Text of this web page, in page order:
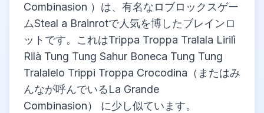
Combinasion ）は、有名なロブロックスゲー
ムSteal a Brainrotで人気を博したブレインロ
ットです。これはTrippa Troppa Tralala Lirilì
Rilà Tung Tung Sahur Boneca Tung Tung
Tralalelo Trippi Troppa Crocodina（またはみ
んなが呼んでいるLa Grande
Combinasion） に少し似ています。